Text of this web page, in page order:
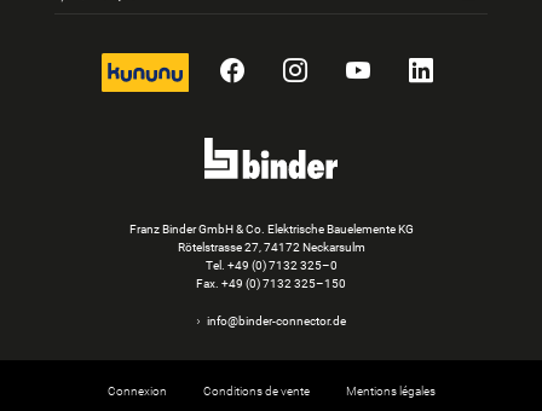
kununu FacebookInstagram
YouTubeLinkedIn
Franz Binder GmbH & Co. Elektrische Bauelemente KG
Rötelstrasse 27, 74172 Neckarsulm
Tel. +49 (0) 7132 325–0
Fax. +49 (0) 7132 325–150
info@binder-connector.de
Connexion Conditions de vente Mentions légales